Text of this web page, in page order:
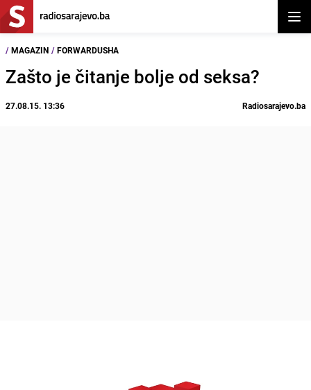
/ MAGAZIN / FORWARDUSHA
Zašto je čitanje bolje od seksa?
27.08.15. 13:36 Radiosarajevo.ba